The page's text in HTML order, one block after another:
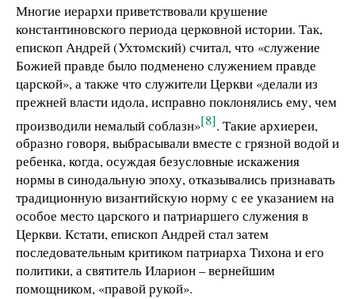
Многие иерархи приветствовали крушение
константиновского периода церковной истории. Так,
епископ Андрей (Ухтомский) считал, что «служение
Божией правде было подменено служением правде
царской», а также что служители Церкви «делали из
прежней власти идола, исправно поклонялись ему, чем
производили немалый соблазн»[8]. Такие архиереи,
образно говоря, выбрасывали вместе с грязной водой и
ребенка, когда, осуждая безусловные искажения
нормы в синодальную эпоху, отказывались признавать
традиционную византийскую норму с ее указанием на
особое место царского и патриаршего служения в
Церкви. Кстати, епископ Андрей стал затем
последовательным критиком патриарха Тихона и его
политики, а святитель Иларион – вернейшим
помощником, «правой рукой».